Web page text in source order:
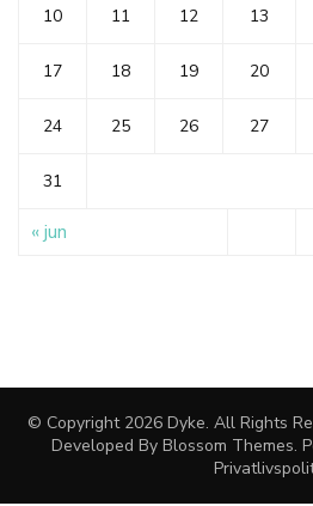
10 11 12 13
17 18 19 20
24 25 26 27
31
« jun
© Copyright 2026 Dyke. All Rights
Developed By Blossom Themes.